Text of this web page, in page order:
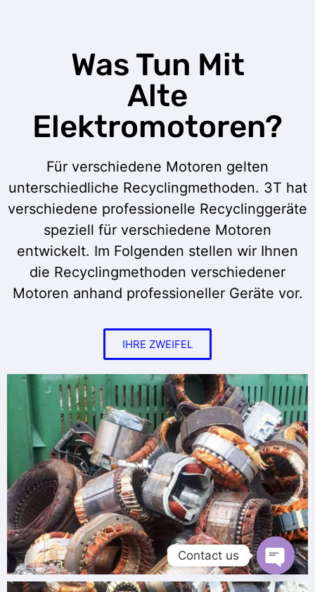
Was Tun Mit
Alte
Elektromotoren?
Für verschiedene Motoren gelten
unterschiedliche Recyclingmethoden. 3T hat
verschiedene professionelle Recyclinggeräte
speziell für verschiedene Motoren
entwickelt. Im Folgenden stellen wir Ihnen
die Recyclingmethoden verschiedener
Motoren anhand professioneller Geräte vor.
IHRE ZWEIFEL
Contact us
Open